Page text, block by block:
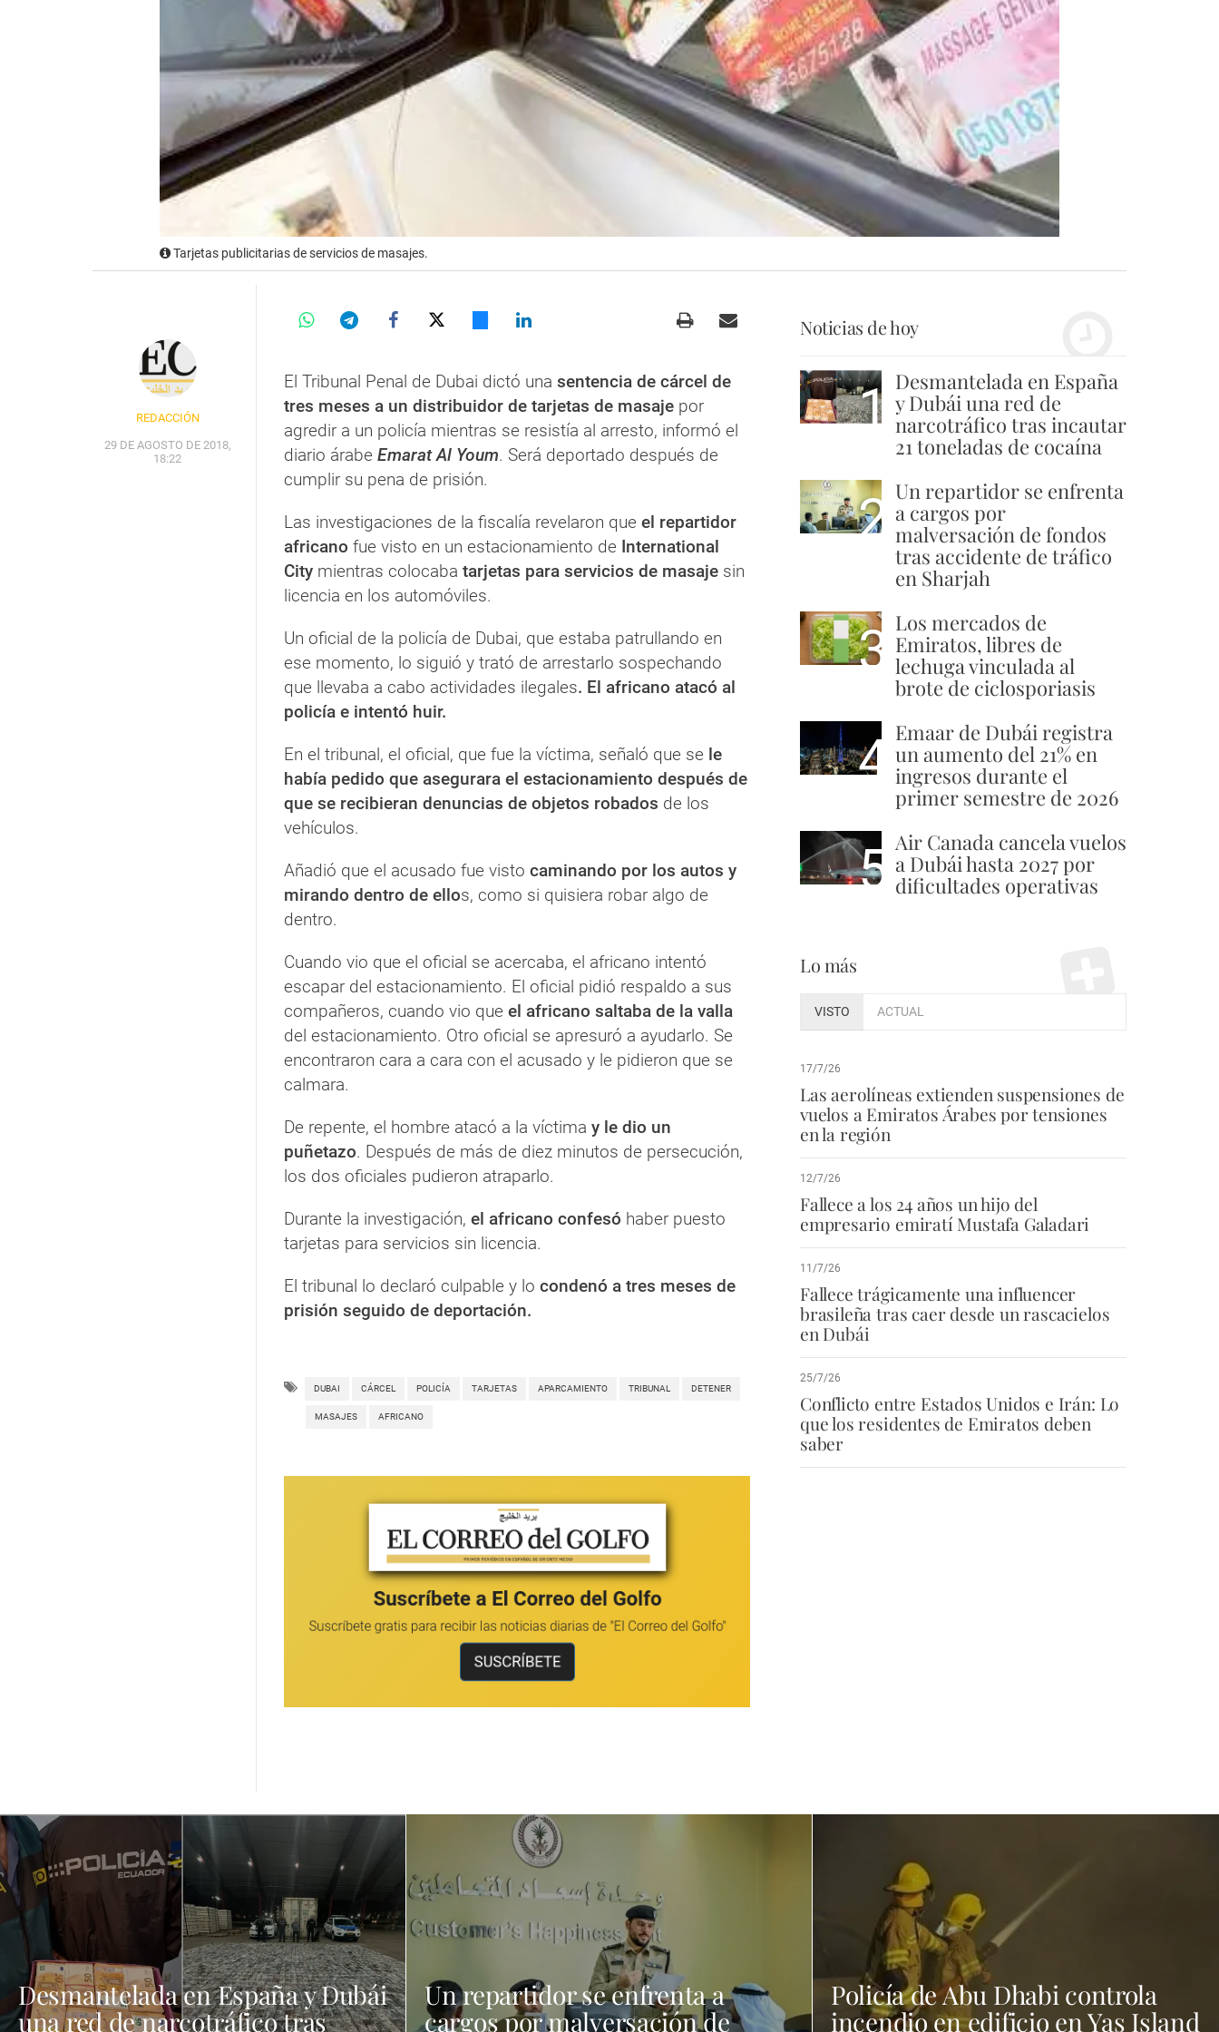
Tarjetas publicitarias de servicios de masajes.
REDACCIÓN
29 DE AGOSTO DE 2018,
18:22
El Tribunal Penal de Dubai dictó una sentencia de cárcel de
tres meses a un distribuidor de tarjetas de masaje por
agredir a un policía mientras se resistía al arresto, informó el
diario árabe Emarat Al Youm. Será deportado después de
cumplir su pena de prisión.
Las investigaciones de la fiscalía revelaron que el repartidor
africano fue visto en un estacionamiento de International
City mientras colocaba tarjetas para servicios de masaje sin
licencia en los automóviles.
Un oficial de la policía de Dubai, que estaba patrullando en
ese momento, lo siguió y trató de arrestarlo sospechando
que llevaba a cabo actividades ilegales. El africano atacó al
policía e intentó huir.
En el tribunal, el oficial, que fue la víctima, señaló que se le
había pedido que asegurara el estacionamiento después de
que se recibieran denuncias de objetos robados de los
vehículos.
Añadió que el acusado fue visto caminando por los autos y
mirando dentro de ellos, como si quisiera robar algo de
dentro.
Cuando vio que el oficial se acercaba, el africano intentó
escapar del estacionamiento. El oficial pidió respaldo a sus
compañeros, cuando vio que el africano saltaba de la valla
del estacionamiento. Otro oficial se apresuró a ayudarlo. Se
encontraron cara a cara con el acusado y le pidieron que se
calmara.
De repente, el hombre atacó a la víctima y le dio un
puñetazo. Después de más de diez minutos de persecución,
los dos oficiales pudieron atraparlo.
Durante la investigación, el africano confesó haber puesto
tarjetas para servicios sin licencia.
El tribunal lo declaró culpable y lo condenó a tres meses de
prisión seguido de deportación.
DUBAI CÁRCEL POLICÍA TARJETAS APARCAMIENTO TRIBUNAL DETENER
MASAJES AFRICANO
Noticias de hoy
1 Desmantelada en España
y Dubái una red de
narcotráfico tras incautar
21 toneladas de cocaína
2 Un repartidor se enfrenta
a cargos por
malversación de fondos
tras accidente de tráfico
en Sharjah
3 Los mercados de
Emiratos, libres de
lechuga vinculada al
brote de ciclosporiasis
4 Emaar de Dubái registra
un aumento del 21% en
ingresos durante el
primer semestre de 2026
5 Air Canada cancela vuelos
a Dubái hasta 2027 por
dificultades operativas
Lo más
VISTO ACTUAL
17/7/26
Las aerolíneas extienden suspensiones de
vuelos a Emiratos Árabes por tensiones
en la región
12/7/26
Fallece a los 24 años un hijo del
empresario emiratí Mustafa Galadari
11/7/26
Fallece trágicamente una influencer
brasileña tras caer desde un rascacielos
en Dubái
25/7/26
Conflicto entre Estados Unidos e Irán: Lo
que los residentes de Emiratos deben
saber
Desmantelada en España y Dubái
una red de narcotráfico tras
Un repartidor se enfrenta a
cargos por malversación de
Policía de Abu Dhabi controla
incendio en edificio en Yas Island